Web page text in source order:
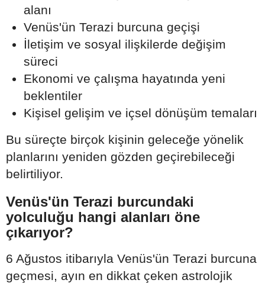
alanı
Venüs'ün Terazi burcuna geçişi
İletişim ve sosyal ilişkilerde değişim
süreci
Ekonomi ve çalışma hayatında yeni
beklentiler
Kişisel gelişim ve içsel dönüşüm temaları
Bu süreçte birçok kişinin geleceğe yönelik
planlarını yeniden gözden geçirebileceği
belirtiliyor.
Venüs'ün Terazi burcundaki
yolculuğu hangi alanları öne
çıkarıyor?
6 Ağustos itibarıyla Venüs'ün Terazi burcuna
geçmesi, ayın en dikkat çeken astrolojik